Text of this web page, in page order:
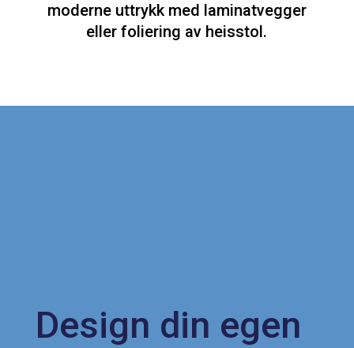
moderne uttrykk med laminatvegger
ellerfoliering av heisstol.
Design din egen